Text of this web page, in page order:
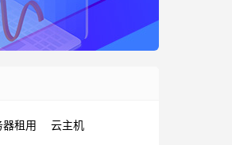
器租用 云主机